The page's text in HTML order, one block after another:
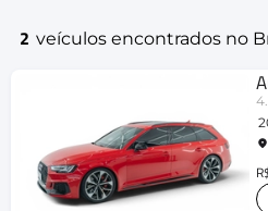
2 veículos encontrados no